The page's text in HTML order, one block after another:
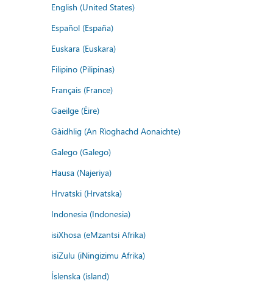
English (United States)
Español (España)
Euskara (Euskara)
Filipino (Pilipinas)
Français (France)
Gaeilge (Éire)
Gàidhlig (An Rìoghachd Aonaichte)
Galego (Galego)
Hausa (Najeriya)
Hrvatski (Hrvatska)
Indonesia (Indonesia)
isiXhosa (eMzantsi Afrika)
isiZulu (iNingizimu Afrika)
Íslenska (ísland)